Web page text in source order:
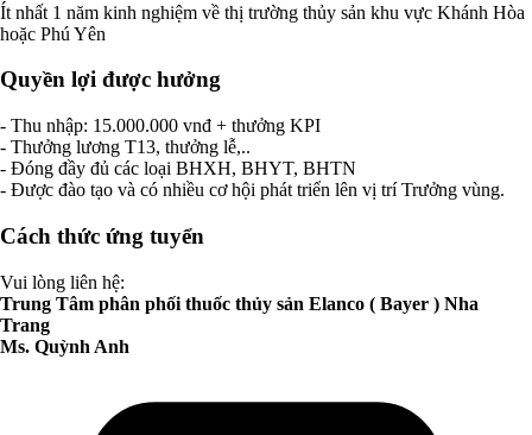
Ít nhất 1 năm kinh nghiệm về thị trường thủy sản khu vực Khánh Hòa
hoặc Phú Yên
Quyền lợi được hưởng
- Thu nhập: 15.000.000 vnđ + thưởng KPI
- Thưởng lương T13, thưởng lễ,..
- Đóng đầy đủ các loại BHXH, BHYT, BHTN
- Được đào tạo và có nhiều cơ hội phát triển lên vị trí Trưởng vùng.
Cách thức ứng tuyển
Vui lòng liên hệ:
Trung Tâm phân phối thuốc thủy sản Elanco ( Bayer ) Nha
Trang
Ms. Quỳnh Anh